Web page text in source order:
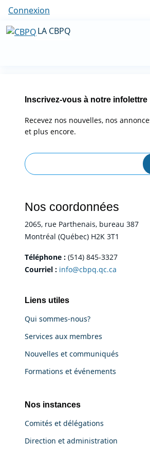
Connexion
LA CBPQ
Inscrivez-vous à notre infolettre
Recevez nos nouvelles, nos
et plus encore.
Nos coordonnées
2065, rue Parthenais, bureau 387
Montréal (Québec) H2K 3T1
Téléphone : (514) 845-3327
Courriel : info@cbpq.qc.ca
Liens utiles
Qui sommes-nous?
Services aux membres
Nouvelles et communiqués
Formations et événements
Nos instances
Comités et délégations
Direction et administration